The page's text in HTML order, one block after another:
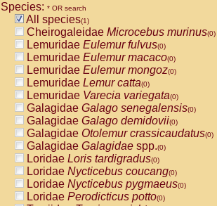
CebidaeCebus capucinus
CebidaeCebus nigrivittatus
CebidaeCebus spp.(0)
CebidaeSaimiri boliviensis(0)
CebidaeSaimiri sciureus(0)
AtelidaeAlouatta caraya(0)
AtelidaeAlouatta fusca(0)
AtelidaeAlouatta seniculus(0)
AtelidaeAlouattaspp.(0)
AtelidaeAteles belzebuth(0)
AtelidaeAteles geoffroyi(0)
AtelidaeAteles paniscus(0)
AtelidaeAtelesspp.(0)
AtelidaeLagothrix lagothricha(0)
AtelidaeLagothrix lagothricha cana
PitheciidaeCacajao calvus
Species: * OR search
All species(1)
Cheirogaleidae Microcebus murinus(0)
Lemuridae Eulemur fulvus(0)
Lemuridae Eulemur macaco(0)
Lemuridae Eulemur mongoz(0)
Lemuridae Lemur catta(0)
Lemuridae Varecia variegata(0)
Galagidae Galago senegalensis(0)
Galagidae Galago demidovii(0)
Galagidae Otolemur crassicaudatus(0)
Galagidae Galagidae spp.(0)
Loridae Loris tardigradus(0)
Loridae Nycticebus coucang(0)
Loridae Nycticebus pygmaeus(0)
Loridae Perodicticus potto(0)